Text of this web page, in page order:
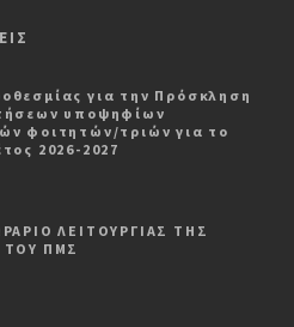
για την Πρόσκληση
υποψηφίων
φοιτητών/τριών για το
2026-2027
ΛΕΙΤΟΥΡΓΙΑΣ ΤΗΣ
ΤΟΥ ΠΜΣ